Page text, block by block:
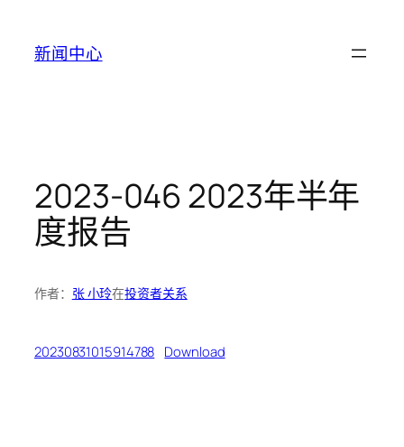
新闻中心
2023-046 2023年半年
度报告
作者： 张 小玲在投资者关系
20230831015914788 Download